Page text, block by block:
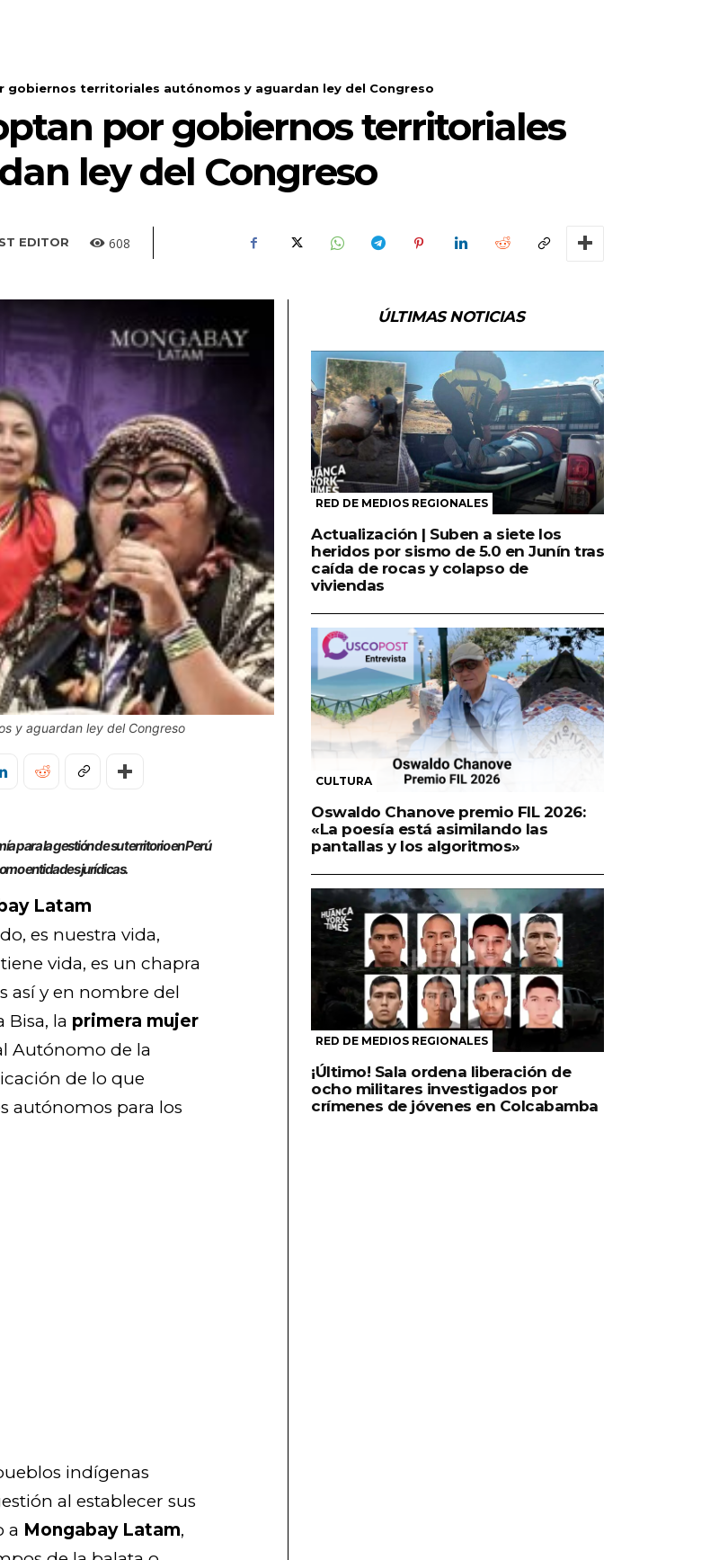
gobiernos territoriales autónomos y aguardan ley del Congreso
por gobiernos territoriales
ley del Congreso
EDITOR 608
y aguardan ley del Congreso
para la gestión de su territorio en Perú
entidades jurídicas.
Latam
es nuestra vida,
vida, es un chapra
así y en nombre del
Bisa, la primera mujer
Autónomo de la
de lo que
autónomos para los
indígenas
al establecer sus
a Mongabay Latam,
ÚLTIMAS NOTICIAS
RED DE MEDIOS REGIONALES
Actualización | Suben a siete los
heridos por sismo de 5.0 en Junín tras
caída de rocas y colapso de
viviendas
CULTURA
Oswaldo Chanove premio FIL 2026:
«La poesía está asimilando las
pantallas y los algoritmos»
RED DE MEDIOS REGIONALES
¡Último! Sala ordena liberación de
ocho militares investigados por
crímenes de jóvenes en Colcabamba